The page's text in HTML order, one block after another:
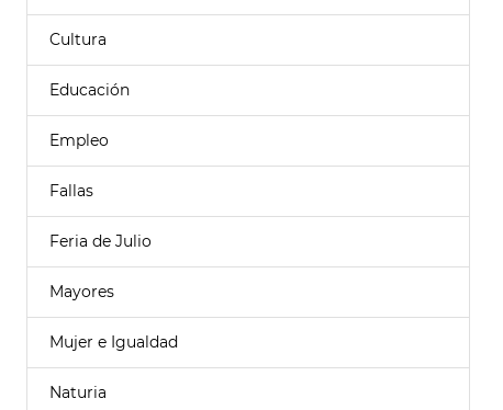
Cultura
Educación
Empleo
Fallas
Feria de Julio
Mayores
Mujer e Igualdad
Naturia